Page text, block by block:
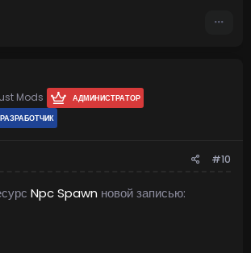
Mods
АДМИНИСТРАТОР
#10
Npc Spawn новой записью: